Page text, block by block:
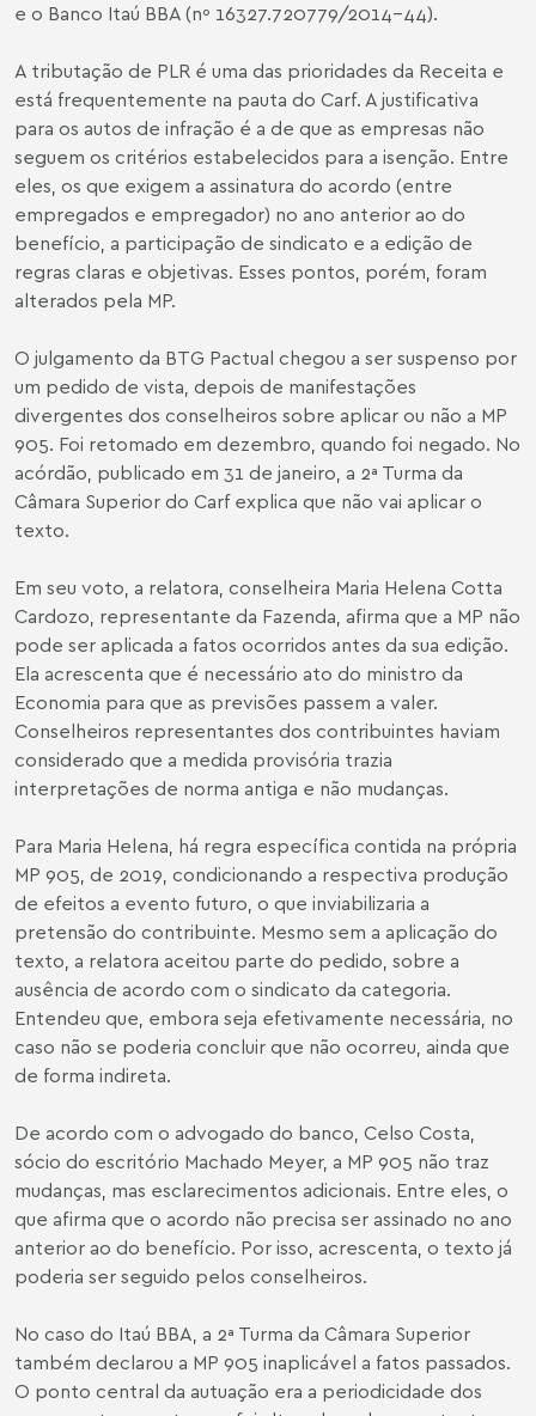
e o Banco Itaú BBA (nº 16327.720779/2014-44).
A tributação de PLR é uma das prioridades da Receita e
está frequentemente na pauta do Carf. A justificativa
para os autos de infração é a de que as empresas não
seguem os critérios estabelecidos para a isenção. Entre
eles, os que exigem a assinatura do acordo (entre
empregados e empregador) no ano anterior ao do
benefício, a participação de sindicato e a edição de
regras claras e objetivas. Esses pontos, porém, foram
alterados pela MP.
O julgamento da BTG Pactual chegou a ser suspenso por
um pedido de vista, depois de manifestações
divergentes dos conselheiros sobre aplicar ou não a MP
905. Foi retomado em dezembro, quando foi negado. No
acórdão, publicado em 31 de janeiro, a 2ª Turma da
Câmara Superior do Carf explica que não vai aplicar o
texto.
Em seu voto, a relatora, conselheira Maria Helena Cotta
Cardozo, representante da Fazenda, afirma que a MP não
pode ser aplicada a fatos ocorridos antes da sua edição.
Ela acrescenta que é necessário ato do ministro da
Economia para que as previsões passem a valer.
Conselheiros representantes dos contribuintes haviam
considerado que a medida provisória trazia
interpretações de norma antiga e não mudanças.
Para Maria Helena, há regra específica contida na própria
MP 905, de 2019, condicionando a respectiva produção
de efeitos a evento futuro, o que inviabilizaria a
pretensão do contribuinte. Mesmo sem a aplicação do
texto, a relatora aceitou parte do pedido, sobre a
ausência de acordo com o sindicato da categoria.
Entendeu que, embora seja efetivamente necessária, no
caso não se poderia concluir que não ocorreu, ainda que
de forma indireta.
De acordo com o advogado do banco, Celso Costa,
sócio do escritório Machado Meyer, a MP 905 não traz
mudanças, mas esclarecimentos adicionais. Entre eles, o
que afirma que o acordo não precisa ser assinado no ano
anterior ao do benefício. Por isso, acrescenta, o texto já
poderia ser seguido pelos conselheiros.
No caso do Itaú BBA, a 2ª Turma da Câmara Superior
também declarou a MP 905 inaplicável a fatos passados.
O ponto central da autuação era a periodicidade dos